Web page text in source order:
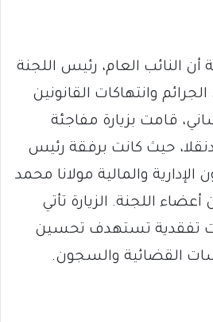
النائب العام، رئيس اللجنة
وانتهاكات القانونين
قامت بزيارة مفاجئة
حيث كانت برفقة رئيس
الإدارية والمالية مولانا محمد
اللجنة. الزيارة تأتي
تفقدية تستهدف تحسين
القضائية والسجون.